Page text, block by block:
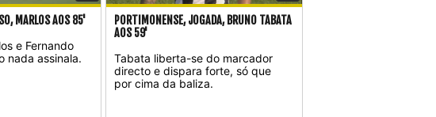
MARLOS AOS 85'
e Fernando
nada assinala.
PORTIMONENSE, JOGADA, BRUNO TABATA
AOS 59'
Tabata liberta-se do marcador
directo e dispara forte, só que
por cima da baliza.